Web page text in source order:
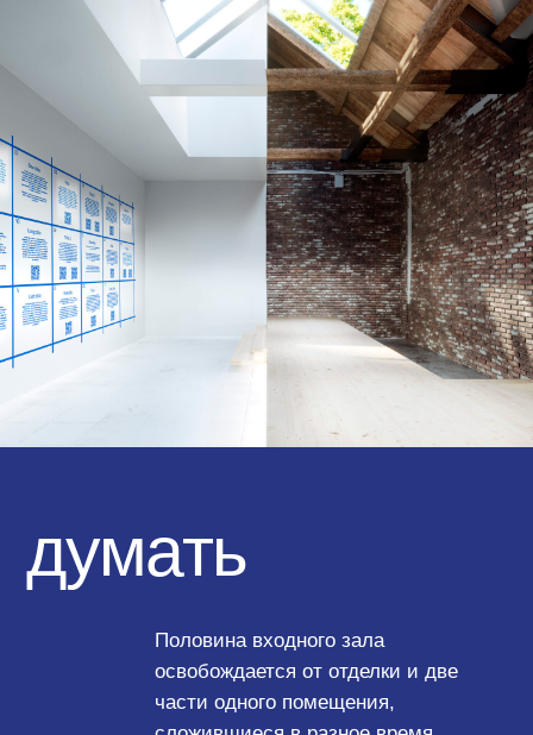
работы, но остаётся доступным
для публики.
Верхняя часть — башня для людей
и идей, пространство
для вдохновения.
обсуждать
гибкого пространства.
стать более привлекательным
инструментом для трансляции
авторской мысли, привнесёт
горизонтальное сообщение